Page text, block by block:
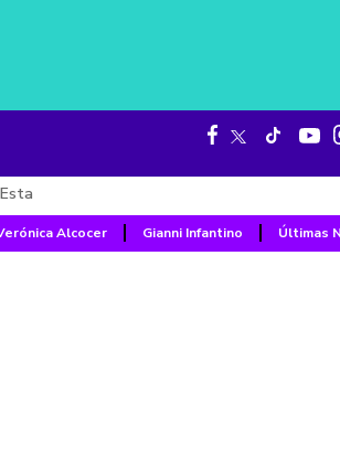
Alcocer Gianni Infantino Últimas